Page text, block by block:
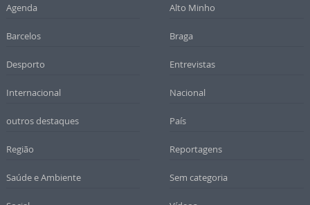
Agenda Alto Minho
Barcelos Braga
Desporto Entrevistas
Internacional Nacional
outros destaques País
Região Reportagens
Saúde e Ambiente Sem categoria